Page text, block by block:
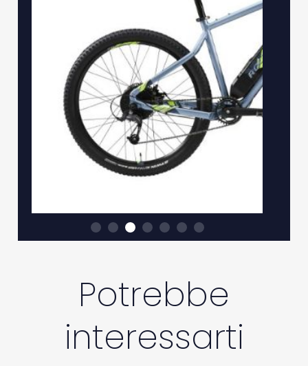
Potrebbe
interessarti